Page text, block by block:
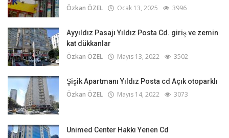
Özkan ÖZEL Ocak 13, 2025 3996
Ayyıldız Pasajı Yıldız Posta Cd. giriş ve zemin
kat dükkanlar
Özkan ÖZEL Mayıs 13, 2022 3502
Şişik Apartmanı Yıldız Posta cd Açık otoparklı
Özkan ÖZEL Mayıs 14, 2022 3073
Unimed Center Hakkı Yenen Cd